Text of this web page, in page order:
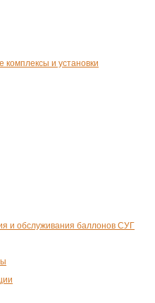
и установки
и обслуживания баллонов СУГ